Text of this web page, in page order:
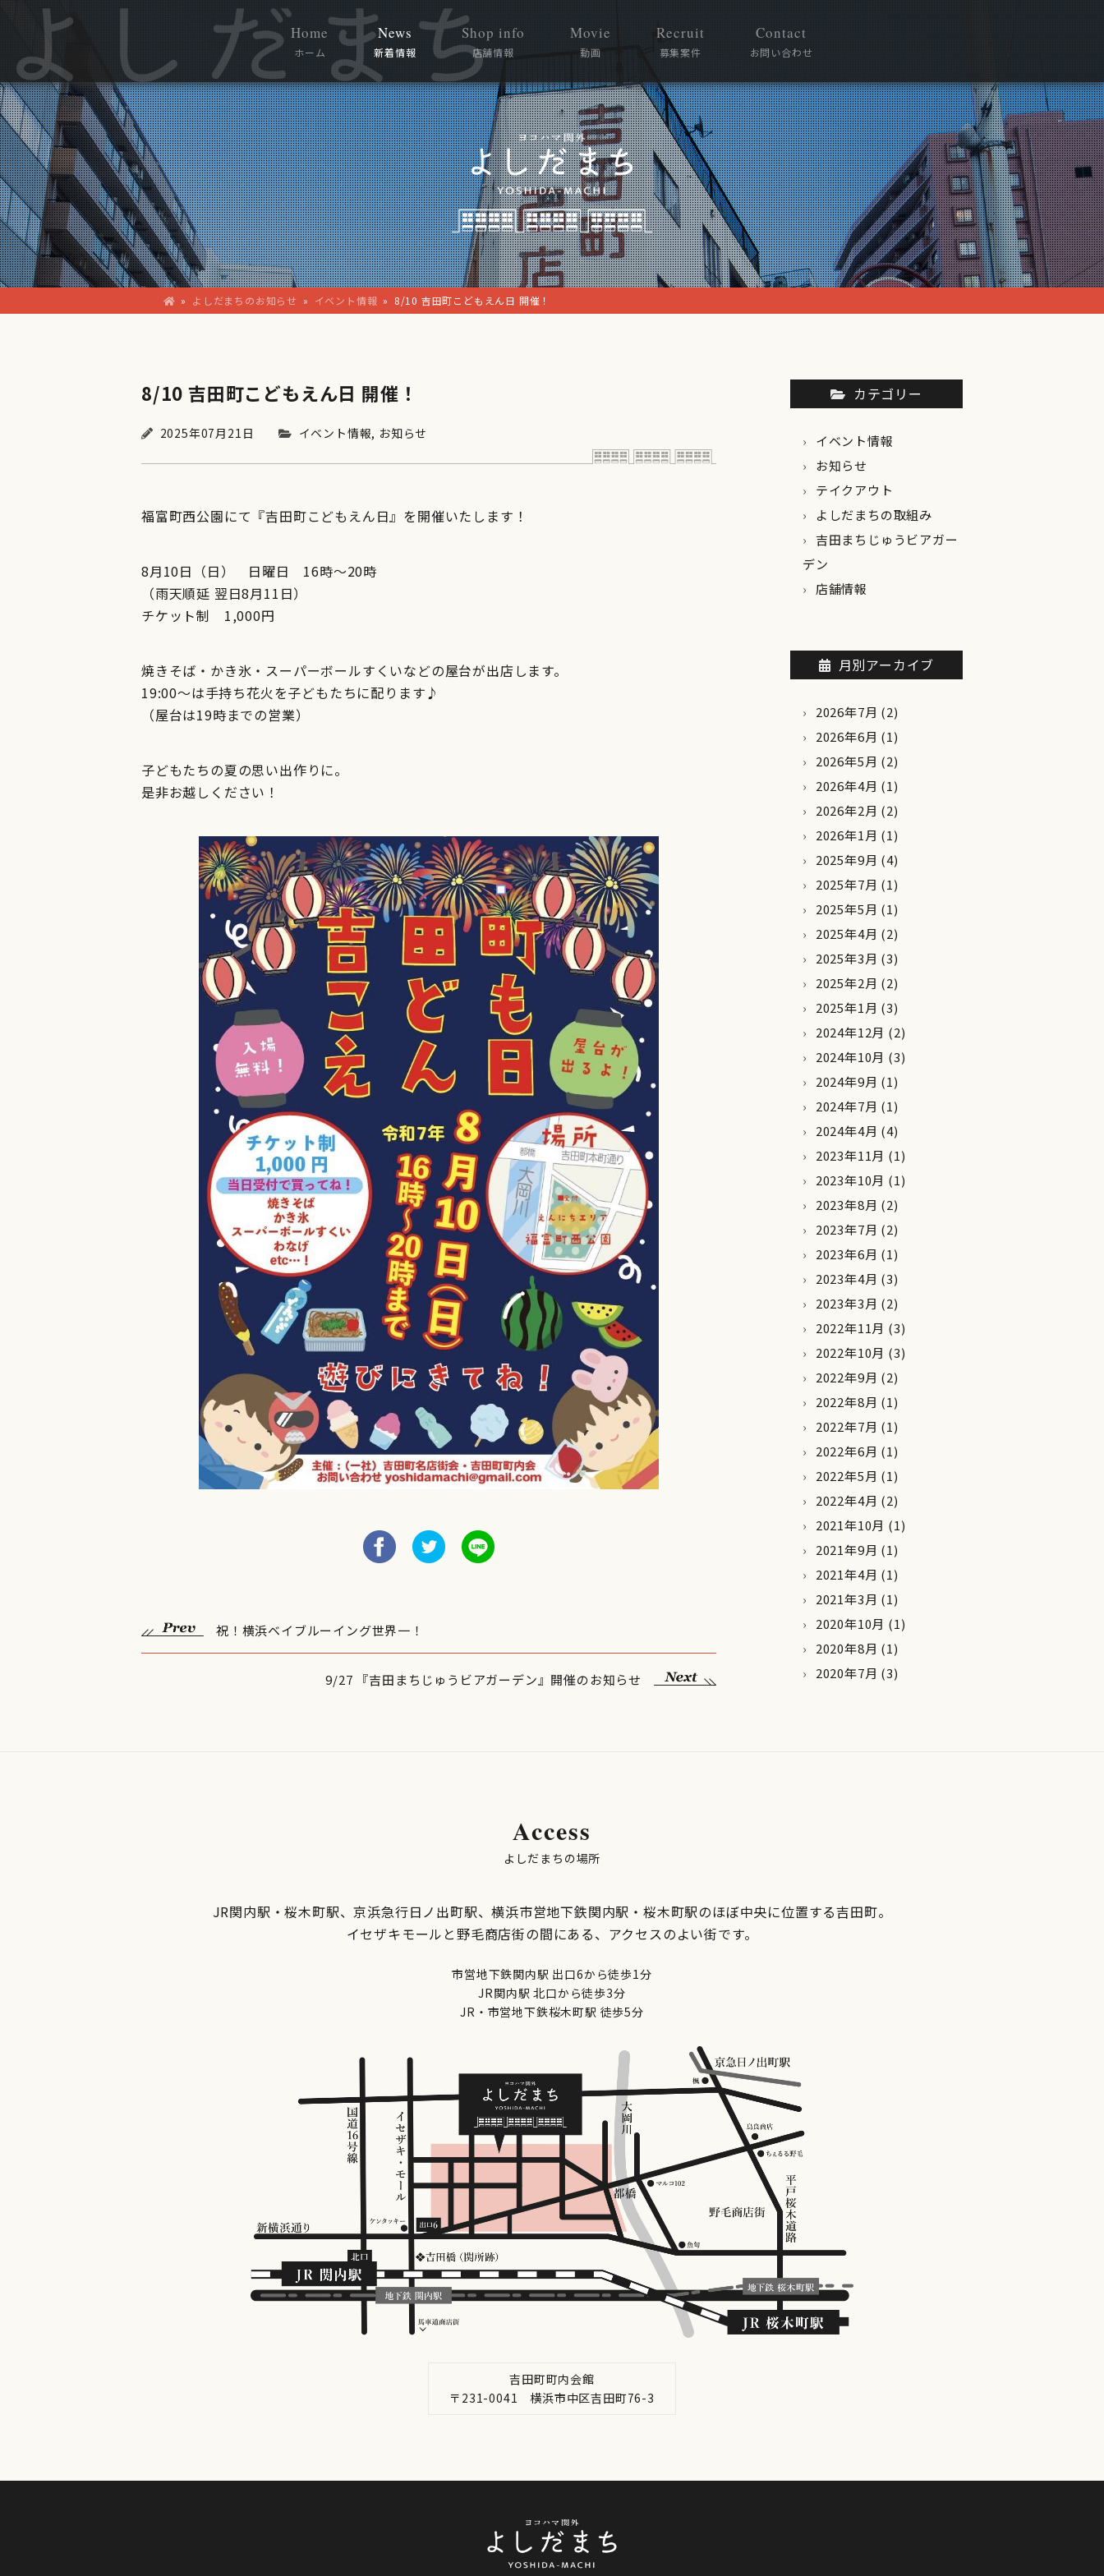
Home
ホーム
News
新着情報
Shop info
店舗情報
Movie
動画
Recruit
募集案件
Contact
お問い合わせ
» よしだまちのお知らせ » イベント情報 » 8/10 吉田町こどもえん日 開催！
8/10 吉田町こどもえん日 開催！
2025年07月21日 イベント情報, お知らせ
福富町西公園にて『吉田町こどもえん日』を開催いたします！
8月10日（日） 日曜日 16時〜20時
（雨天順延 翌日8月11日）
チケット制 1,000円
焼きそば・かき氷・スーパーボールすくいなどの屋台が出店します。
19:00〜は手持ち花火を子どもたちに配ります♪
（屋台は19時までの営業）
子どもたちの夏の思い出作りに。
是非お越しください！
祝！横浜ベイブルーイング世界一！
9/27 『吉田まちじゅうビアガーデン』開催のお知らせ
カテゴリー
イベント情報
お知らせ
テイクアウト
よしだまちの取組み
吉田まちじゅうビアガー
デン
店舗情報
月別アーカイブ
2026年7月 (2)
2026年6月 (1)
2026年5月 (2)
2026年4月 (1)
2026年2月 (2)
2026年1月 (1)
2025年9月 (4)
2025年7月 (1)
2025年5月 (1)
2025年4月 (2)
2025年3月 (3)
2025年2月 (2)
2025年1月 (3)
2024年12月 (2)
2024年10月 (3)
2024年9月 (1)
2024年7月 (1)
2024年4月 (4)
2023年11月 (1)
2023年10月 (1)
2023年8月 (2)
2023年7月 (2)
2023年6月 (1)
2023年4月 (3)
2023年3月 (2)
2022年11月 (3)
2022年10月 (3)
2022年9月 (2)
2022年8月 (1)
2022年7月 (1)
2022年6月 (1)
2022年5月 (1)
2022年4月 (2)
2021年10月 (1)
2021年9月 (1)
2021年4月 (1)
2021年3月 (1)
2020年10月 (1)
2020年8月 (1)
2020年7月 (3)
Access
よしだまちの場所
JR関内駅・桜木町駅、京浜急行日ノ出町駅、横浜市営地下鉄関内駅・桜木町駅のほぼ中央に位置する吉田町。
イセザキモールと野毛商店街の間にある、アクセスのよい街です。
市営地下鉄関内駅 出口6から徒歩1分
JR関内駅 北口から徒歩3分
JR・市営地下鉄桜木町駅 徒歩5分
吉田町町内会館
〒231-0041 横浜市中区吉田町76-3